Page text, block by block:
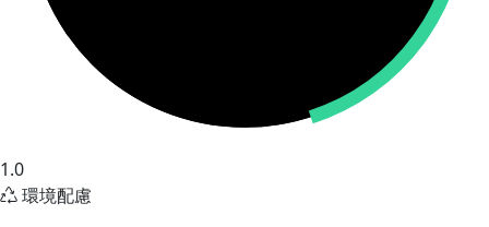
1.0
環境配慮